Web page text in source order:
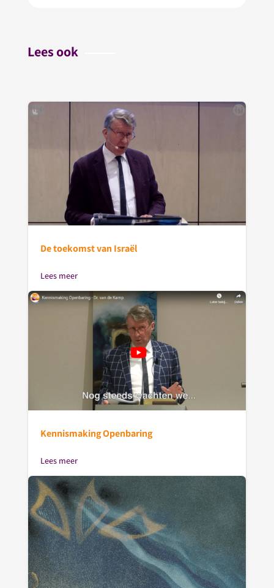
Lees ook
De toekomst van Israël
Lees meer
Kennismaking Openbaring
Lees meer